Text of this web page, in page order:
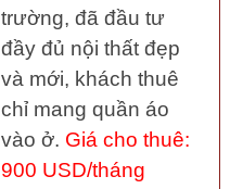
trường, đã đầu tư
đầy đủ nội thất đẹp
và mới, khách thuê
chỉ mang quần áo
vào ở. Giá cho thuê:
900 USD/tháng